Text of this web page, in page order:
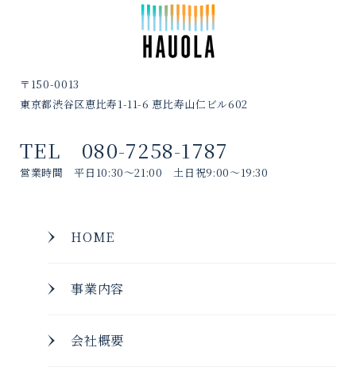
〒150-0013
東京都渋谷区恵比寿1-11-6 恵比寿山仁ビル602
TEL 080-7258-1787
営業時間 平日10:30～21:00 土日祝9:00～19:30
HOME
事業内容
会社概要